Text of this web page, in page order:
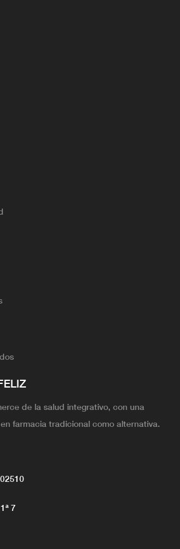
de la salud integrativo, con una
farmacia tradicional como alternativa.
7